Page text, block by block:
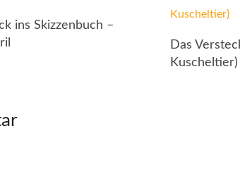
ins Skizzenbuch –
Das
Kuscheltier)